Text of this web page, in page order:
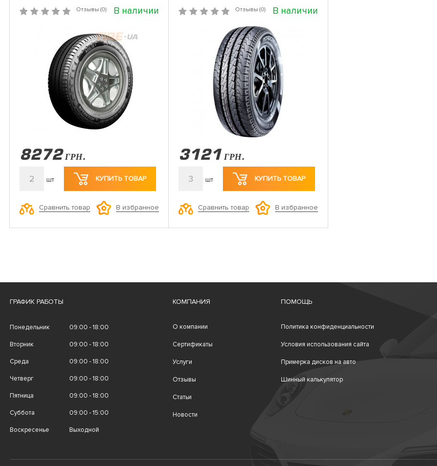
Отзывы (0) В наличии
8272 ГРН.
2 шт КУПИТЬ ТОВАР
Сравнить товар В избранное
Отзывы (0) В наличии
3121 ГРН.
3 шт КУПИТЬ ТОВАР
Сравнить товар В избранное
ГРАФИК РАБОТЫ
Понедельник 09:00 - 18:00
Вторник 09:00 - 18:00
Среда 09:00 - 18:00
Четверг 09:00 - 18:00
Пятница 09:00 - 18:00
Суббота 09:00 - 15:00
Воскресенье Выходной
КОМПАНИЯ
О компании
Сертификаты
Услуги
Отзывы
Статьи
Новости
ПОМОЩЬ
Политика конфиденциальности
Условия использования сайта
Примерка дисков на авто
Шинный калькулятор